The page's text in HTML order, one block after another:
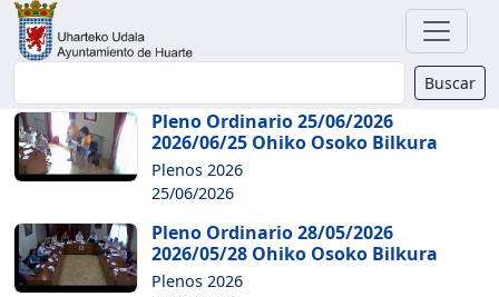
Buscador Buscar
Pleno Ordinario 25/06/2026
2026/06/25 Ohiko Osoko Bilkura
Plenos 2026
25/06/2026
Pleno Ordinario 28/05/2026
2026/05/28 Ohiko Osoko Bilkura
Plenos 2026